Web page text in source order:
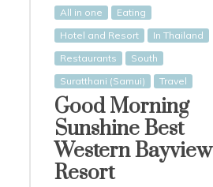
All in one
Eating
Hotel and Resort
In Thailand
Restaurants
South
Suratthani (Samui)
Travel
Good Morning
Sunshine Best
Western Bayview
Resort